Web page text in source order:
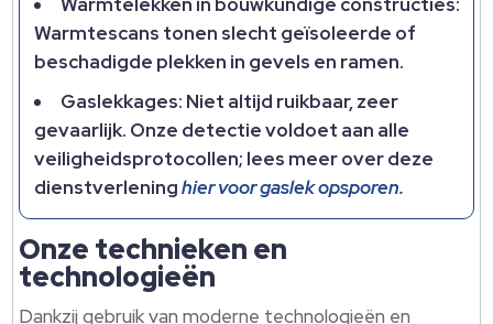
Warmtelekken in bouwkundige constructies:
Warmtescans tonen slecht geïsoleerde of
beschadigde plekken in gevels en ramen.​
Gaslekkages: Niet altijd ruikbaar, zeer
gevaarlijk.​ Onze detectie voldoet aan alle
veiligheidsprotocollen; lees meer over deze
dienstverleninghier voor gaslek opsporen.​
Onze technieken en
technologieën
Dankzij gebruik van moderne technologieën en